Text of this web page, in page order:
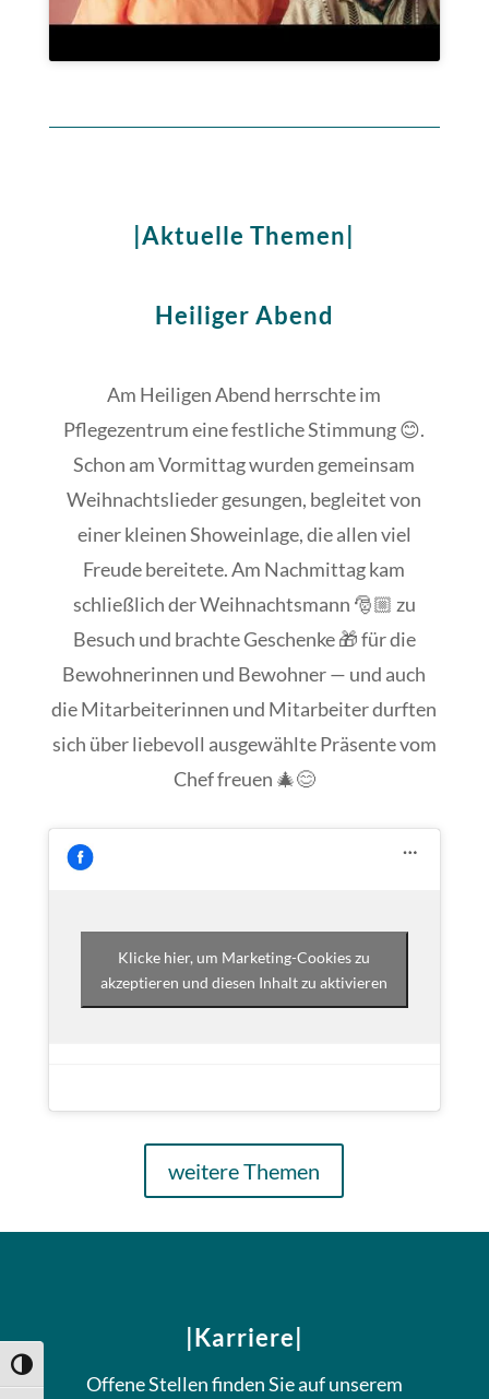
Umschalten auf hohe Kontraste
|Aktuelle Themen|
Heiliger Abend
Am Heiligen Abend herrschte im
Pflegezentrum eine festliche Stimmung 😊.
Schon am Vormittag wurden gemeinsam
Weihnachtslieder gesungen, begleitet von
einer kleinen Showeinlage, die allen viel
Freude bereitete. Am Nachmittag kam
schließlich der Weihnachtsmann 🎅🏼 zu
Besuch und brachte Geschenke 🎁 für die
Bewohnerinnen und Bewohner — und auch
die Mitarbeiterinnen und Mitarbeiter durften
sich über liebevoll ausgewählte Präsente vom
Chef freuen 🎄😊
Klicke hier, um Marketing-Cookies zu
akzeptieren und diesen Inhalt zu aktivieren
weitere Themen
|Karriere|
Offene Stellen finden Sie auf unserem